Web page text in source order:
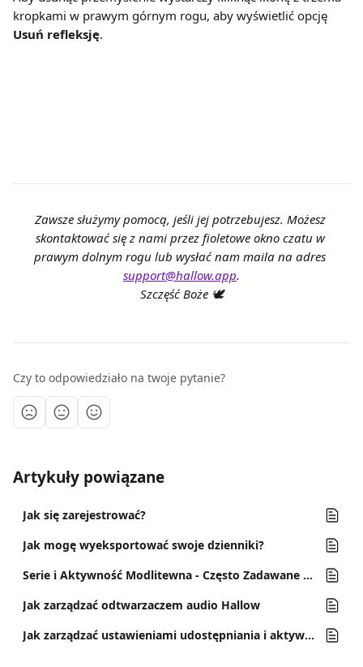
kropkami w prawym górnym rogu, aby wyświetlić opcję
Usuń refleksję.
Zawsze służymy pomocą, jeśli jej potrzebujesz. Możesz
skontaktować się z nami przez fioletowe okno czatu w
prawym dolnym rogu lub wysłać nam maila na adres
support@hallow.app.
Szczęść Boże 🕊️
Czy to odpowiedziało na twoje pytanie?
Artykuły powiązane
Jak się zarejestrować?
Jak mogę wyeksportować swoje dzienniki?
Serie i Aktywność Modlitewna - Często Zadawane Pytania
Jak zarządzać odtwarzaczem audio Hallow
Jak zarządzać ustawieniami udostępniania i aktywności?